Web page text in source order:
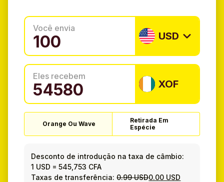
Você envia
USD
Eles recebem
XOF
Orange Ou Wave
Retirada Em
Espécie
Desconto de introdução na taxa de câmbio:
1 USD =545,753 CFA
Taxas de transferência:0.99 USD0.00 USD